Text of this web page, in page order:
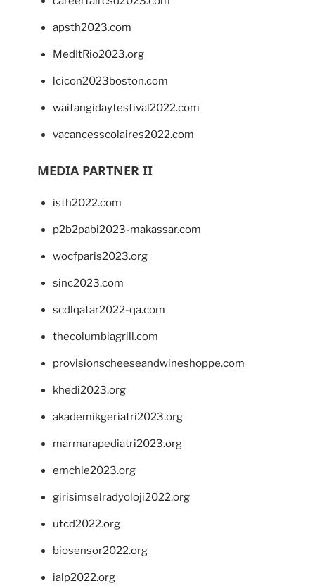
apsth2023.com
MedItRio2023.org
lcicon2023boston.com
waitangidayfestival2022.com
vacancesscolaires2022.com
MEDIA PARTNER II
isth2022.com
p2b2pabi2023-makassar.com
wocfparis2023.org
sinc2023.com
scdlqatar2022-qa.com
thecolumbiagrill.com
provisionscheeseandwineshoppe.com
khedi2023.org
akademikgeriatri2023.org
marmarapediatri2023.org
emchie2023.org
girisimselradyoloji2022.org
utcd2022.org
biosensor2022.org
ialp2022.org